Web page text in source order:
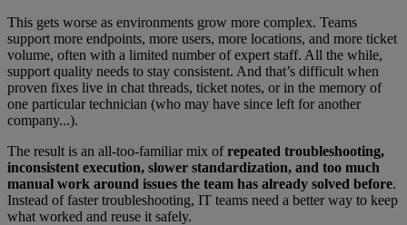
This gets worse as environments grow more complex. Teams
support more endpoints, more users, more locations, and more ticket
volume, often with a limited number of expert staff. All the while,
support quality needs to stay consistent. And that’s difficult when
proven fixes live in chat threads, ticket notes, or in the memory of
one particular technician (who may have since left for another
company...).
The result is an all-too-familiar mix ofrepeated troubleshooting,
inconsistent execution, slower standardization, and too much
manual work around issues the team has already solved before.
Instead of faster troubleshooting, IT teams need a better way to keep
what worked and reuse it safely.